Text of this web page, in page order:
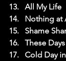
All My Life
Nothing at
Shame
These Days
Cold Day